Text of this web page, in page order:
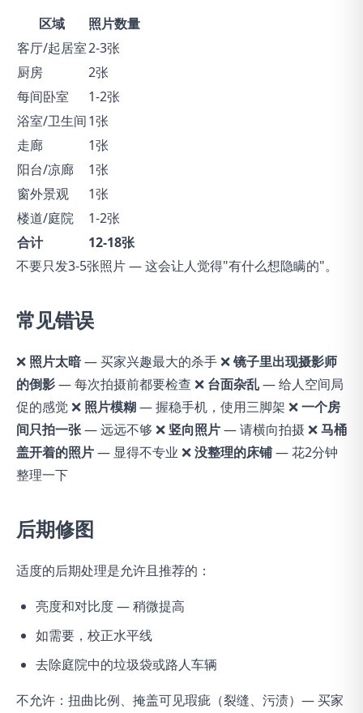
区域
照片数量
客厅/起居室2-3张
厨房
2张
每间卧室
1-2张
浴室/卫生间1张
走廊
1张
阳台/凉廊
1张
窗外景观
1张
楼道/庭院
1-2张
合计
12-18张
不要只发3-5张照片 — 这会让人觉得"有什么想隐瞒的"。
常见错误
❌ 照片太暗— 买家兴趣最大的杀手 ❌镜子里出现摄影师
的倒影— 每次拍摄前都要检查 ❌ 台面杂乱— 给人空间局
促的感觉 ❌ 照片模糊— 握稳手机，使用三脚架 ❌一个房
间只拍一张— 远远不够 ❌竖向照片— 请横向拍摄 ❌马桶
盖开着的照片— 显得不专业 ❌没整理的床铺— 花2分钟
整理一下
后期修图
适度的后期处理是允许且推荐的：
亮度和对比度 — 稍微提高
如需要，校正水平线
去除庭院中的垃圾袋或路人车辆
不允许：扭曲比例、掩盖可见瑕疵（裂缝、污渍）— 买家